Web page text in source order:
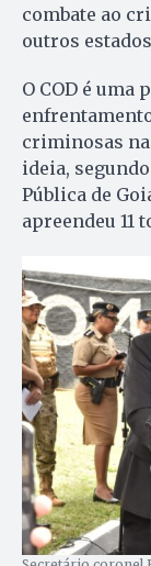
combate ao
outros
O COD é uma
criminosas
ideia,
Pública de
apreendeu 11